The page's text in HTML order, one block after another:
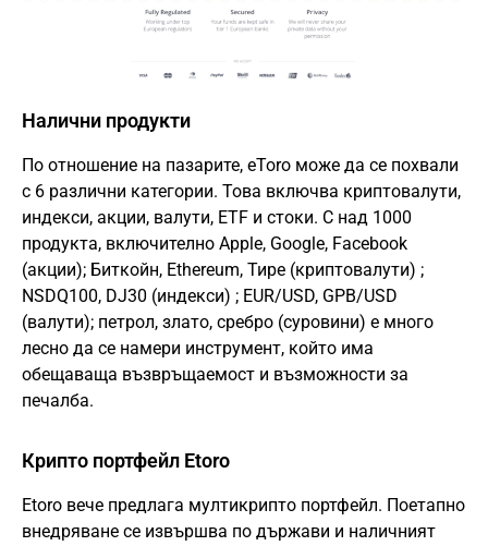
Налични продукти
По отношение на пазарите, eToro може да се похвали
с 6 различни категории. Това включва криптовалути,
индекси, акции, валути, ETF и стоки. С над 1000
продукта, включително Apple, Google, Facebook
(акции); Биткойн, Ethereum, Тире (криптовалути) ;
NSDQ100, DJ30 (индекси) ; EUR/USD, GPB/USD
(валути); петрол, злато, сребро (суровини) е много
лесно да се намери инструмент, който има
обещаваща възвръщаемост и възможности за
печалба.
Крипто портфейл Etoro
Etoro вече предлага мултикрипто портфейл. Поетапно
внедряване се извършва по държави и наличният